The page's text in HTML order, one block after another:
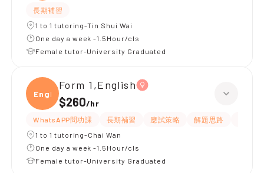
長期補習
1 to 1 tutoring-Tin Shui Wai
One day a week -1.5Hour/cls
Female tutor-University Graduated
Engli
Form 1,English
$260/hr
WhatsAPP問功課 長期補習 應試策略 解題思路
1 to 1 tutoring-Chai Wan
One day a week -1.5Hour/cls
Female tutor-University Graduated